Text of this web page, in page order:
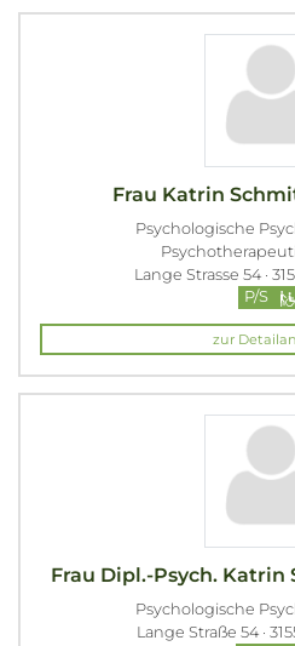
Frau Katrin
Psychologische
Lange Strasse 54 ·
P/S
zur
Frau Dipl.-Psych.
Psychologische
Lange Straße 54 ·